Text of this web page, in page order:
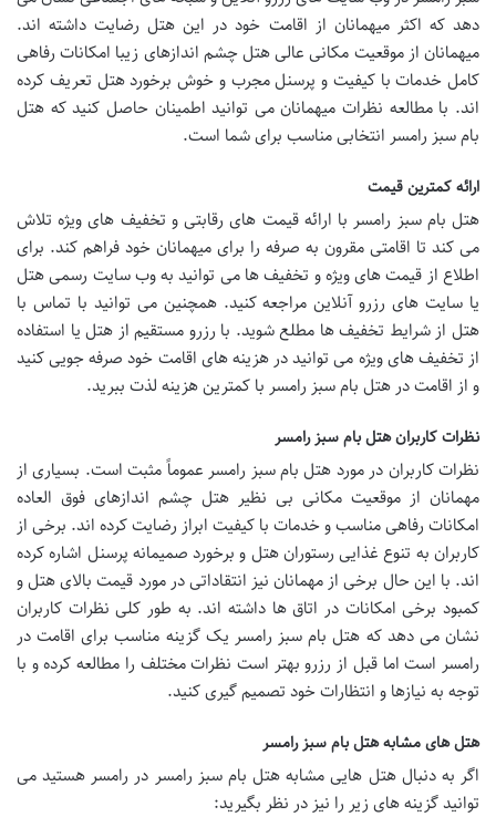
دهد که اکثر میهمانان از اقامت خود در این هتل رضایت داشته اند.
میهمانان از موقعیت مکانی عالی هتل چشم اندازهای زیبا امکانات رفاهی
کامل خدمات با کیفیت و پرسنل مجرب و خوش برخورد هتل تعریف کرده
اند. با مطالعه نظرات میهمانان می توانید اطمینان حاصل کنید که هتل
بام سبز رامسر انتخابی مناسب برای شما است.
ارائه کمترین قیمت
هتل بام سبز رامسر با ارائه قیمت های رقابتی و تخفیف های ویژه تلاش
می کند تا اقامتی مقرون به صرفه را برای میهمانان خود فراهم کند. برای
اطلاع از قیمت های ویژه و تخفیف ها می توانید به وب سایت رسمی هتل
یا سایت های رزرو آنلاین مراجعه کنید. همچنین می توانید با تماس با
هتل از شرایط تخفیف ها مطلع شوید. با رزرو مستقیم از هتل یا استفاده
از تخفیف های ویژه می توانید در هزینه های اقامت خود صرفه جویی کنید
و از اقامت در هتل بام سبز رامسر با کمترین هزینه لذت ببرید.
نظرات کاربران هتل بام سبز رامسر
نظرات کاربران در مورد هتل بام سبز رامسر عموماً مثبت است. بسیاری از
مهمانان از موقعیت مکانی بی نظیر هتل چشم اندازهای فوق العاده
امکانات رفاهی مناسب و خدمات با کیفیت ابراز رضایت کرده اند. برخی از
کاربران به تنوع غذایی رستوران هتل و برخورد صمیمانه پرسنل اشاره کرده
اند. با این حال برخی از مهمانان نیز انتقاداتی در مورد قیمت بالای هتل و
کمبود برخی امکانات در اتاق ها داشته اند. به طور کلی نظرات کاربران
نشان می دهد که هتل بام سبز رامسر یک گزینه مناسب برای اقامت در
رامسر است اما قبل از رزرو بهتر است نظرات مختلف را مطالعه کرده و با
توجه به نیازها و انتظارات خود تصمیم گیری کنید.
هتل های مشابه هتل بام سبز رامسر
اگر به دنبال هتل هایی مشابه هتل بام سبز رامسر در رامسر هستید می
توانید گزینه های زیر را نیز در نظر بگیرید: